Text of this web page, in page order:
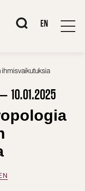
When EN
10.01.2025